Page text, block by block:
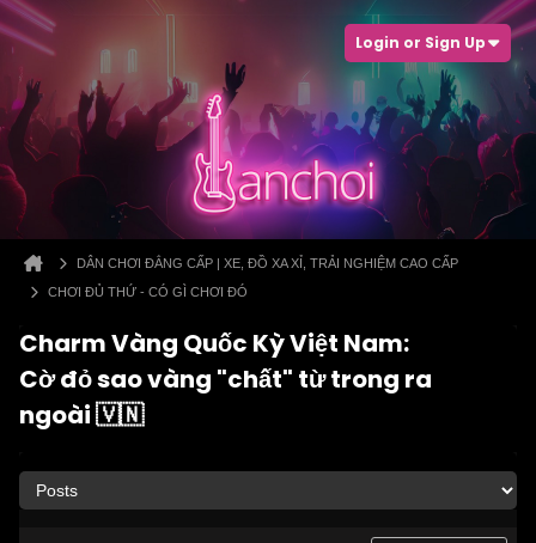
Login or Sign Up
DÂN CHƠI ĐẲNG CẤP | XE, ĐỒ XA XỈ, TRẢI NGHIỆM CAO CẤP
CHƠI ĐỦ THỨ - CÓ GÌ CHƠI ĐÓ
Charm Vàng Quốc Kỳ Việt Nam:
Cờ đỏ sao vàng "chất" từ trong ra
ngoài 🇻🇳